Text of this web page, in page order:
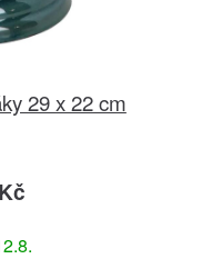
29 x 22 cm